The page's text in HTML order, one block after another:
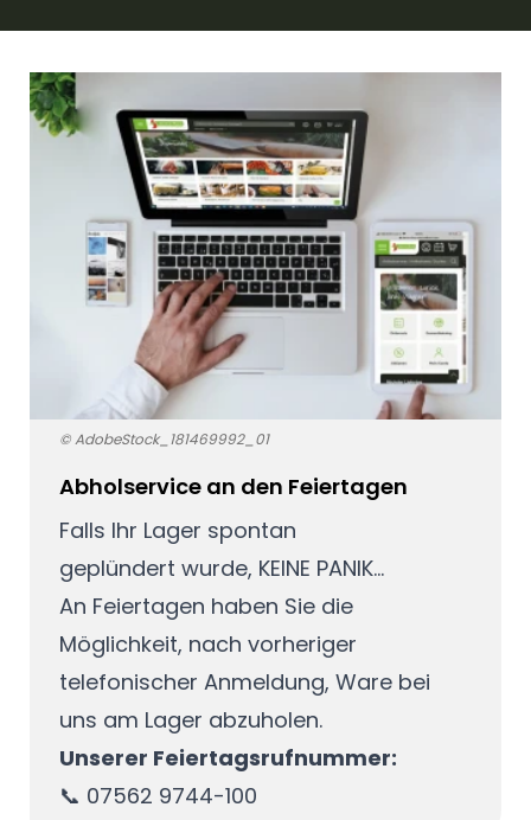
Abholservice an den Feiertagen
Falls Ihr Lager spontan
geplündert wurde, KEINE PANIK...
An Feiertagen haben Sie die
Möglichkeit, nach vorheriger
telefonischer Anmeldung, Ware bei
uns am Lager abzuholen.
Unserer Feiertagsrufnummer:
📞 07562 9744-100
© AdobeStock_181469992_01